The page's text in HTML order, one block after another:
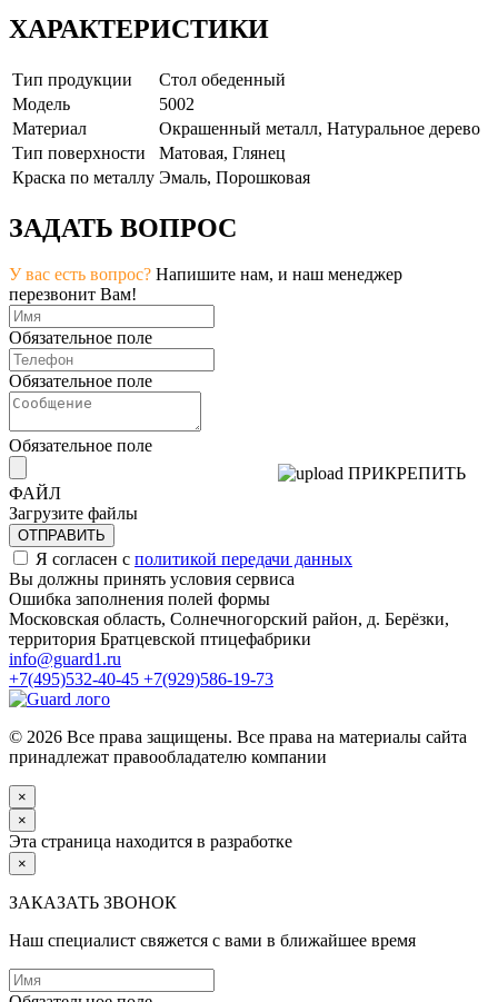
ХАРАКТЕРИСТИКИ
Тип продукции
Стол обеденный
Модель
5002
Материал
Окрашенный металл, Натуральное дерево
Тип поверхности
Матовая, Глянец
Краска по металлу Эмаль, Порошковая
ЗАДАТЬ ВОПРОС
У вас есть вопрос? Напишите нам, и наш менеджер
перезвонит Вам!
Обязательное поле
Обязательное поле
Обязательное поле
ПРИКРЕПИТЬ
ФАЙЛ
Загрузите файлы
ОТПРАВИТЬ
Я согласен с политикой передачи данных
Вы должны принять условия сервиса
Ошибка заполнения полей формы
Московская область, Солнечногорский район, д. Берёзки,
территория Братцевской птицефабрики
info@guard1.ru
+7(495)532-40-45 +7(929)586-19-73
© 2026 Все права защищены. Все права на материалы сайта
принадлежат правообладателю компании
×
×
Эта страница находится в разработке
×
ЗАКАЗАТЬ ЗВОНОК
Наш специалист свяжется с вами в ближайшее время